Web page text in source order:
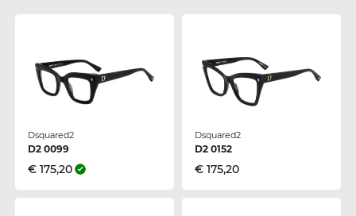
Dsquared2
D2 0099
€ 175,20
Dsquared2
D2 0152
€ 175,20